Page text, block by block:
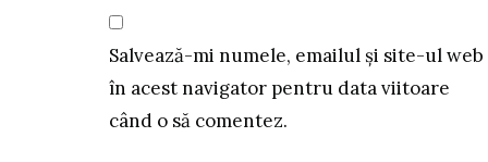
Salvează-mi numele, emailul și site-ul web
în acest navigator pentru data viitoare
când o să comentez.